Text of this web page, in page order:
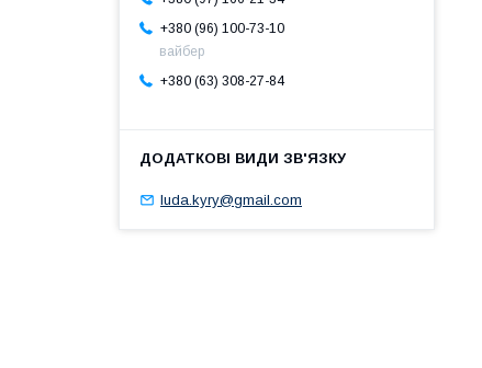
+380 (96) 100-73-10
вайбер
+380 (63) 308-27-84
luda.kyry@gmail.com